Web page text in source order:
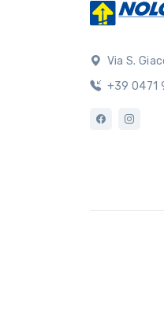
Via S.
+39 0471